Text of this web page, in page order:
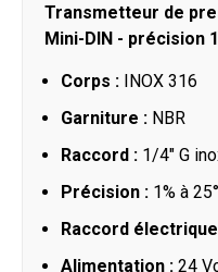
Transmetteur de
Mini-DIN - précision
Corps : INOX 316
Garniture : NBR
Raccord : 1/4" G
Précision : 1% à
Raccord
Alimentation : 24